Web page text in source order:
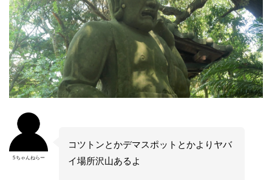
5ちゃんねらー
コツトンとかデマスポットとかよりヤバ
イ場所沢山あるよ